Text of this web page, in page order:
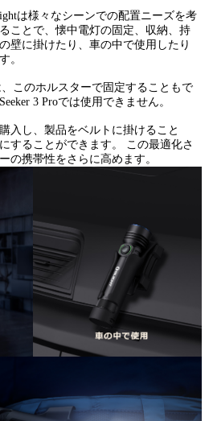
は様々なシーンでの配置ニーズを考
ことで、懐中電灯の固定、収納、持
壁に掛けたり、車の中で使用したり
。
、このホルスターで固定することもで
3 Proでは使用できません。
入し、製品をベルトに掛けること
することができます。 この最適化さ
の携帯性をさらに高めます。